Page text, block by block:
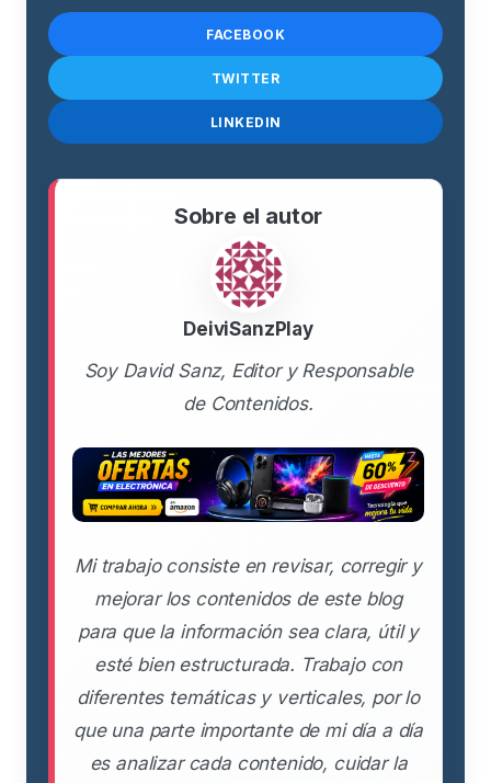
FACEBOOK
TWITTER
LINKEDIN
Sobre el autor
DeiviSanzPlay
Soy David Sanz, Editor y Responsable
de Contenidos.
Mi trabajo consiste en revisar, corregir y
mejorar los contenidos de este blog
para que la información sea clara, útil y
esté bien estructurada. Trabajo con
diferentes temáticas y verticales, por lo
que una parte importante de mi día a día
es analizar cada contenido, cuidar la